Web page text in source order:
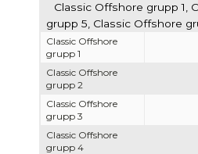
Classic Offshore grupp 1,
grupp 5, Classic Offshore
Classic Offshore
grupp 1
Classic Offshore
grupp 2
Classic Offshore
grupp 3
Classic Offshore
grupp 4